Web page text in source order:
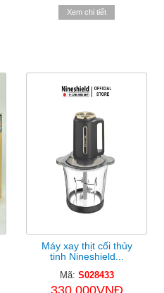
Xem chi tiết
Máy xay thịt cối thủy
tinh Nineshield...
Mã: S028433
330.000VNĐ